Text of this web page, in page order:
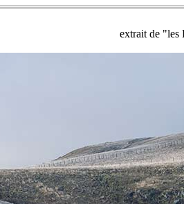
extrait de "les